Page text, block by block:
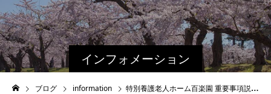
インフォメーション
ブログ information 特別養護老人ホーム百楽園 重要事項説明書